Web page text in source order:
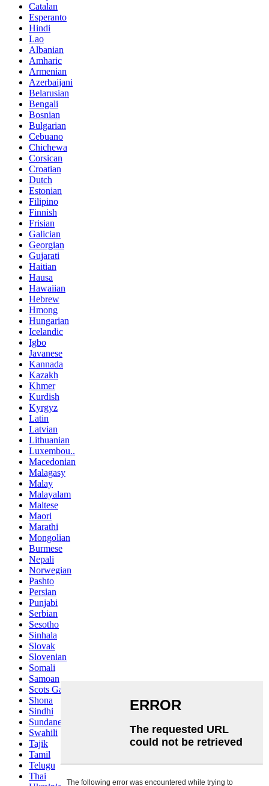
Catalan
Esperanto
Hindi
Lao
Albanian
Amharic
Armenian
Azerbaijani
Belarusian
Bengali
Bosnian
Bulgarian
Cebuano
Chichewa
Corsican
Croatian
Dutch
Estonian
Filipino
Finnish
Frisian
Galician
Georgian
Gujarati
Haitian
Hausa
Hawaiian
Hebrew
Hmong
Hungarian
Icelandic
Igbo
Javanese
Kannada
Kazakh
Khmer
Kurdish
Kyrgyz
Latin
Latvian
Lithuanian
Luxembou..
Macedonian
Malagasy
Malay
Malayalam
Maltese
Maori
Marathi
Mongolian
Burmese
Nepali
Norwegian
Pashto
Persian
Punjabi
Serbian
Sesotho
Sinhala
Slovak
Slovenian
Somali
Samoan
Scots Gaelic
Shona
Sindhi
Sundanese
Swahili
Tajik
Tamil
Telugu
Thai